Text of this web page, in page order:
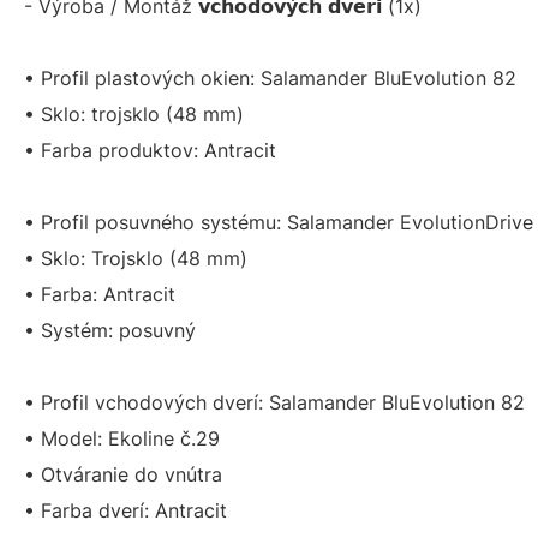
- Výroba / Montáž 𝘃𝗰𝗵𝗼𝗱𝗼𝘃𝘆́𝗰𝗵 𝗱𝘃𝗲𝗿𝗶 (1x)
• Profil plastových okien: Salamander BluEvolution 82
• Sklo: trojsklo (48 mm)
• Farba produktov: Antracit
• Profil posuvného systému: Salamander
• Sklo: Trojsklo (48 mm)
• Farba: Antracit
• Systém: posuvný
• Profil vchodových dverí: Salamander BluEvolution 82
• Model: Ekoline č.29
• Otváranie do vnútra
• Farba dverí: Antracit